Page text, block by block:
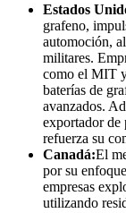
Estados
grafeno,
automoción,
militares.
como el MIT
baterías de
avanzados.
exportador de
refuerza su
Canadá:El
por su
empresas
utilizando